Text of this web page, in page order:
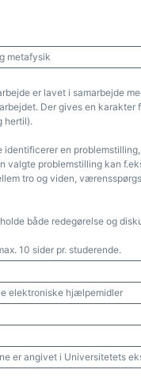
metafysik
er lavet i samarbejde
Der gives en
hertil).
identificerer en
valgte problemstilling kan
tro og viden,
både redegørelse og
10 sider pr. studerende.
elektroniske hjælpemidler
er angivet i Universitetets